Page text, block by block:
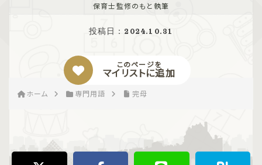
投稿日： 2024.10.31
このページを
マイリストに追加
保育士監修のもと執筆
ホーム 専門用語 完母